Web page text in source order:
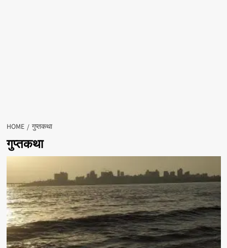
HOME गुप्तकथा
गुप्तकथा